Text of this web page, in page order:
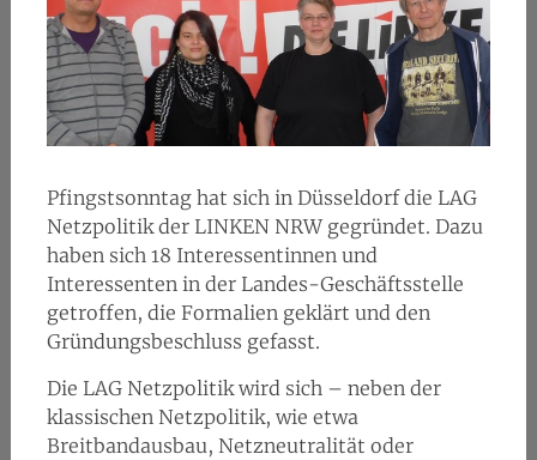
Pfingstsonntag hat sich in Düsseldorf die LAG
Netzpolitik der LINKEN NRW gegründet. Dazu
haben sich 18 Interessentinnen und
Interessenten in der Landes-Geschäftsstelle
getroffen, die Formalien geklärt und den
Gründungsbeschluss gefasst.
Die LAG Netzpolitik wird sich – neben der
klassischen Netzpolitik, wie etwa
Breitbandausbau, Netzneutralität oder